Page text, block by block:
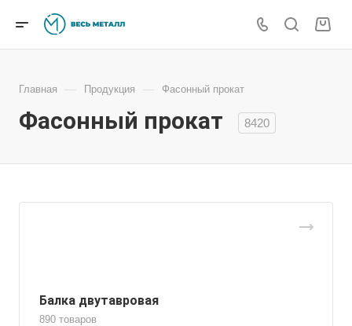
Главная — Продукция — Фасонный прокат
Фасонный прокат 8420
Балка двутавровая
890 товаров